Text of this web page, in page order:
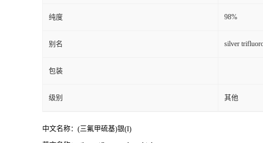
纯度 98%
别名 silver
包装
级别 其他
中文名称：(三氟甲硫基)银(I)